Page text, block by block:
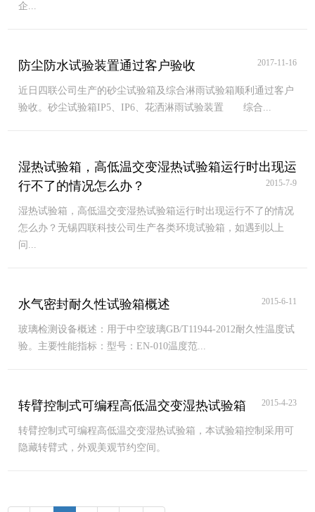
企...
防尘防水试验装置通过客户验收 2017-11-16
近日四联公司生产的砂尘试验箱及综合淋雨试验箱顺利通过客户
验收。砂尘试验箱IP5、IP6、花洒淋雨试验装置 综合...
湿热试验箱，高低温交变湿热试验箱运行时出现运
行不了的情况怎么办？
2015-7-9
湿热试验箱，高低温交变湿热试验箱运行时出现运行不了的情况
怎么办？无锡四联科技公司生产各类环境试验箱，如遇到以上
问...
水气密封耐久性试验箱概述 2015-6-11
玻璃检测设备概述：用于中空玻璃GB/T11944-2012耐久性温度试
验。主要性能指标：型号：EN-010温度范...
转臂控制式可编程高低温交变湿热试验箱 2015-4-23
转臂控制式可编程高低温交变湿热试验箱，本试验箱控制采用可
隐藏转臂式，外观美观节约空间。